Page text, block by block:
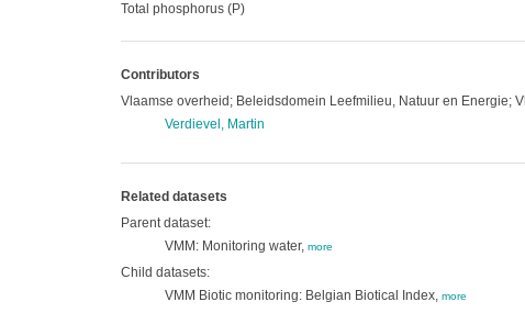
Total phosphorus (P)
Contributors
Vlaamse overheid; Beleidsdomein Leefmilieu, Natuur en Energie;
Verdievel, Martin
Related datasets
Parent dataset:
VMM: Monitoring water, more
Child datasets:
VMM Biotic monitoring: Belgian Biotical Index, more